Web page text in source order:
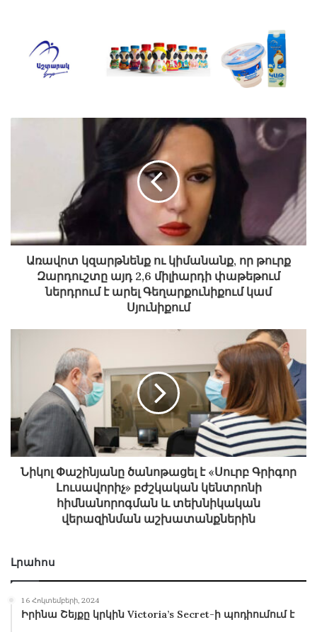
տրամաչափի հրաձգային զինատեսակներից կրակ
բացելով հայկական դիրքերի ուղղությամբ։
Հայկական կողմը դիմել է հակազդող
Առավոտ կզարթնենք ու կիմանանք, որ թուրք
Զարդուշտը այդ 2,6 միլիարդի փաթեթում
ներդրում է արել Գեղարքունիքում կամ
Սյունիքում
Նիկոլ Փաշինյանը ծանոթացել է «Սուրբ Գրիգոր
Լուսավորիչ» բժշկական կենտրոնի
հիմնանորոգման և տեխնիկական
վերազինման աշխատանքներին
Լրահոս
16 Հոկտեմբերի, 2024
Իրինա Շեյքը կրկին Victoria’s Secret-ի պոդիումում է